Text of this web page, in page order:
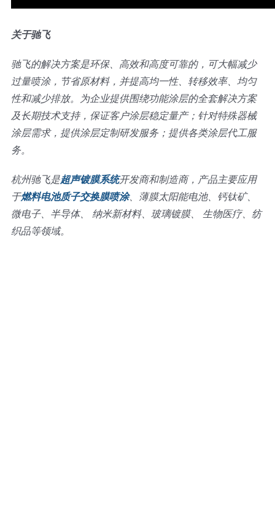
关于驰飞
驰飞的解决方案是环保、高效和高度可靠的，可大幅减少
过量喷涂，节省原材料，并提高均一性、转移效率、均匀
性和减少排放。为企业提供围绕功能涂层的全套解决方案
及长期技术支持，保证客户涂层稳定量产；针对特殊器械
涂层需求，提供涂层定制研发服务；提供各类涂层代工服
务。
杭州驰飞是超声镀膜系统开发商和制造商，产品主要应用
于燃料电池质子交换膜喷涂、薄膜太阳能电池、钙钛矿、
微电子、半导体、 纳米新材料、玻璃镀膜、 生物医疗、纺
织品等领域。